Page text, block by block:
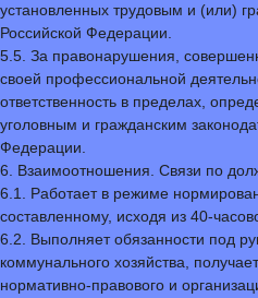
установленных трудовым и (или)
Российской Федерации.
5.5. За правонарушения,
своей профессиональной
ответственность в пределах,
уголовным и гражданским
Федерации.
6. Взаимоотношения. Связи по
6.1. Работает в режиме
составленному, исходя из 40-
6.2. Выполняет обязанности под
коммунального хозяйства,
нормативно-правового и